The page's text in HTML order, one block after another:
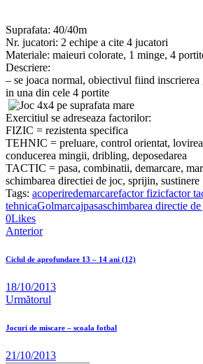
Suprafata: 40/40m
Nr. jucatori: 2 echipe a cite 4 jucatori
Materiale: maieuri colorate, 1 minge, 4
Descriere:
– se joaca normal, obiectivul fiind
in una din cele 4 portite
Exercitiul se adreseaza factorilor:
FIZIC = rezistenta specifica
TEHNIC = preluare, control orientat,
conducerea mingii, dribling, deposedarea
TACTIC = pasa, combinatii, demarcare,
schimbarea directiei de joc, sprijin, sustinere
Tags: acoperiredemarcarefactor fizicfactor
tehnicaGolmarcajpasaschimbarea directie
0Likes
Anterior
Ciclul de aprofundare 13 – 14 ani (12)
18/10/2013
Următorul
Jocuri de miscare – scoala fotbal
21/10/2013